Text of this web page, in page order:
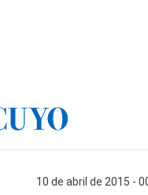
10 de abril de 2015 -